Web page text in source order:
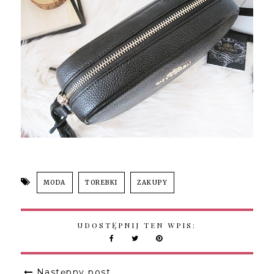
MODA TOREBKI ZAKUPY
UDOSTĘPNIJ TEN WPIS: